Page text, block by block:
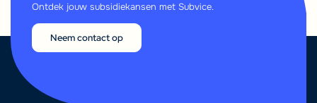
Ontdek jouw subsidiekansen met Subvice.
Neem contact op